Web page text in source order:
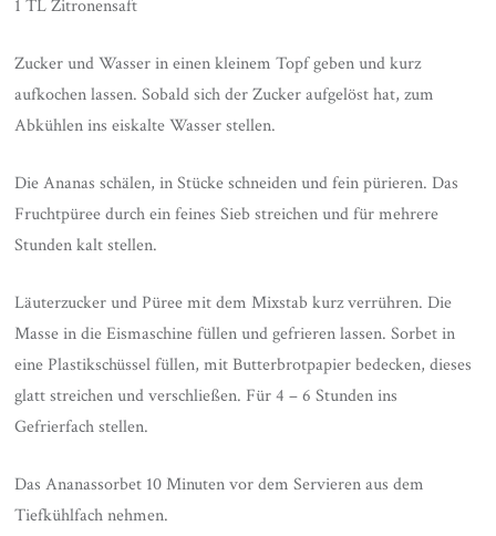
1 TL Zitronensaft
Zucker und Wasser in einen kleinem Topf geben und kurz
aufkochen lassen. Sobald sich der Zucker aufgelöst hat, zum
Abkühlen ins eiskalte Wasser stellen.
Die Ananas schälen, in Stücke schneiden und fein pürieren. Das
Fruchtpüree durch ein feines Sieb streichen und für mehrere
Stunden kalt stellen.
Läuterzucker und Püree mit dem Mixstab kurz verrühren. Die
Masse in die Eismaschine füllen und gefrieren lassen. Sorbet in
eine Plastikschüssel füllen, mit Butterbrotpapier bedecken, dieses
glatt streichen und verschließen. Für 4 – 6 Stunden ins
Gefrierfach stellen.
Das Ananassorbet 10 Minuten vor dem Servieren aus dem
Tiefkühlfach nehmen.